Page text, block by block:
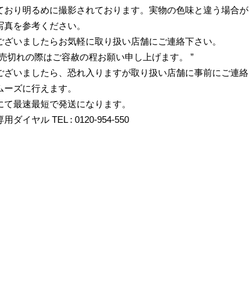
り明るめに撮影されております。実物の色味と違う場合が
を参考ください。
いましたらお気軽に取り扱い店舗にご連絡下さい。
切れの際はご容赦の程お願い申し上げます。 ”
ざいましたら、恐れ入りますが取り扱い店舗に事前にご連絡
ズに行えます。
最速最短で発送になります。
ダイヤル TEL : 0120-954-550